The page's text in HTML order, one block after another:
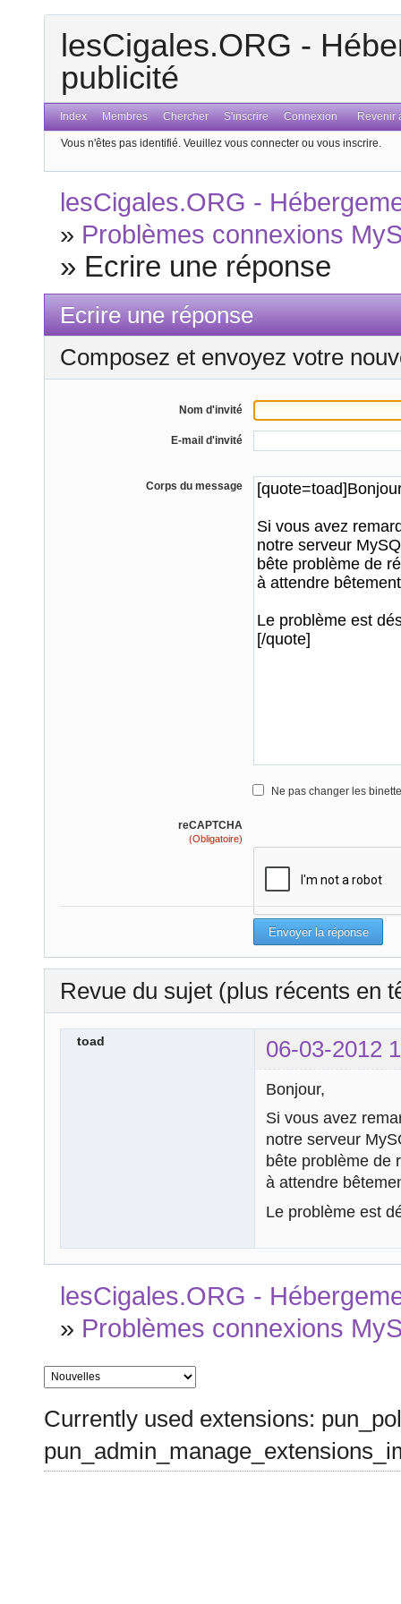
lesCigales.ORG -
publicité
Index Membres Chercher S'inscrire Connexion Revenir
Vous n'êtes pas identifié. Veuillez vous connecter ou vous inscrire.
lesCigales.ORG -
» Problèmes connexions
» Ecrire une réponse
Ecrire une réponse
Composez et envoyez votre
Nom d'invité
E-mail d'invité
Corps du message
Ne pas changer les
reCAPTCHA
(Obligatoire)
Revue du sujet (plus récents en
toad 06-03-2012
Bonjour,
Si vous avez
notre serveur
bête problème de
à attendre
Le problème est
lesCigales.ORG -
» Problèmes connexions
Currently used extensions: